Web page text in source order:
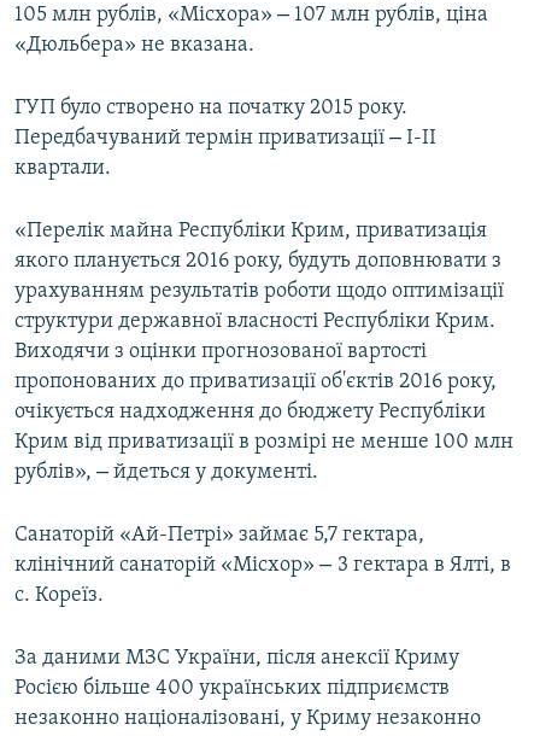
105 млн рублів, «Місхора» – 107 млн рублів, ціна
«Дюльбера» не вказана.
ГУП було створено на початку 2015 року.
Передбачуваний термін приватизації – I-II
квартали.
«Перелік майна Республіки Крим, приватизація
якого планується 2016 року, будуть доповнювати з
урахуванням результатів роботи щодо оптимізації
структури державної власності Республіки Крим.
Виходячи з оцінки прогнозованої вартості
пропонованих до приватизації об'єктів 2016 року,
очікується надходження до бюджету Республіки
Крим від приватизації в розмірі не менше 100 млн
рублів», – йдеться у документі.
Санаторій «Ай-Петрі» займає 5,7 гектара,
клінічний санаторій «Місхор» – 3 гектара в Ялті, в
с. Кореїз.
За даними МЗС України, після анексії Криму
Росією більше 400 українських підприємств
незаконно націоналізовані, у Криму незаконно